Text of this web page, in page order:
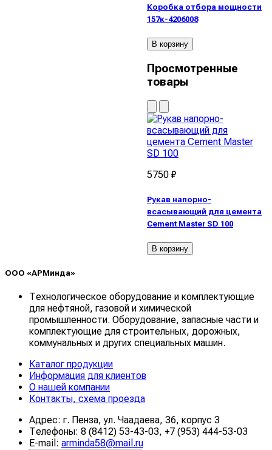
Коробка отбора мощности
157к-4206008
В корзину
Просмотренные
товары
5750 ₽
Рукав напорно-
всасывающий для цемента
Cement Master SD 100
В корзину
ООО «АРМинда»
Технологическое оборудование и комплектующие
для нефтяной, газовой и химической
промышленности. Оборудование, запасные части и
комплектующие для строительных, дорожных,
коммунальных и других специальных машин.
Каталог продукции
Информация для клиентов
О нашей компании
Контакты, схема проезда
Адрес: г. Пенза, ул. Чаадаева, 36, корпус 3
Телефоны: 8 (8412) 53-43-03, +7 (953) 444-53-03
E-mail: arminda58@mail.ru